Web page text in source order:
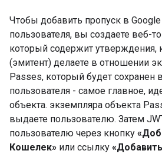
Чтобы добавить пропуск в
пользователя, вы создаете веб-
который содержит утверждения,
(эмитент) делаете в отношении
Passes, который будет сохранен
пользователя - самое главное,
объекта. экземпляра объекта
выдаете пользователю. Затем
пользователю через кнопку
Кошелек» или ссылку